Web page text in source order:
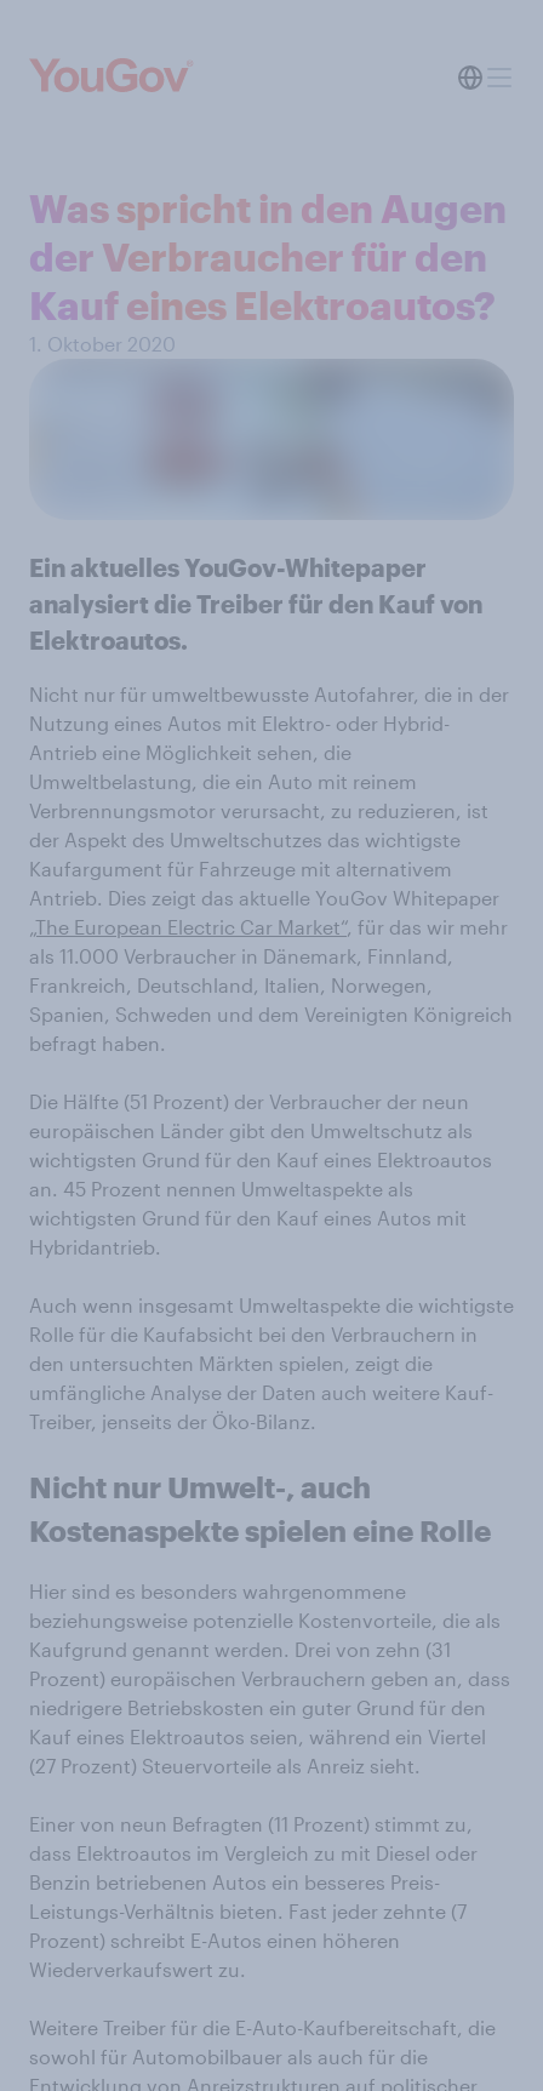
Was spricht in den Augen
der Verbraucher für den
Kauf eines Elektroautos?
1. Oktober 2020
Ein aktuelles YouGov-Whitepaper
analysiert die Treiber für den Kauf von
Elektroautos.
Nicht nur für umweltbewusste Autofahrer, die in der
Nutzung eines Autos mit Elektro- oder Hybrid-
Antrieb eine Möglichkeit sehen, die
Umweltbelastung, die ein Auto mit reinem
Verbrennungsmotor verursacht, zu reduzieren, ist
der Aspekt des Umweltschutzes das wichtigste
Kaufargument für Fahrzeuge mit alternativem
Antrieb. Dies zeigt das aktuelle YouGov Whitepaper
„The European Electric Car Market“, für das wir mehr
als 11.000 Verbraucher in Dänemark, Finnland,
Frankreich, Deutschland, Italien, Norwegen,
Spanien, Schweden und dem Vereinigten Königreich
befragt haben.
Die Hälfte (51 Prozent) der Verbraucher der neun
europäischen Länder gibt den Umweltschutz als
wichtigsten Grund für den Kauf eines Elektroautos
an. 45 Prozent nennen Umweltaspekte als
wichtigsten Grund für den Kauf eines Autos mit
Hybridantrieb.
Auch wenn insgesamt Umweltaspekte die wichtigste
Rolle für die Kaufabsicht bei den Verbrauchern in
den untersuchten Märkten spielen, zeigt die
umfängliche Analyse der Daten auch weitere Kauf-
Treiber, jenseits der Öko-Bilanz.
Nicht nur Umwelt-, auch
Kostenaspekte spielen eine Rolle
Hier sind es besonders wahrgenommene
beziehungsweise potenzielle Kostenvorteile, die als
Kaufgrund genannt werden. Drei von zehn (31
Prozent) europäischen Verbrauchern geben an, dass
niedrigere Betriebskosten ein guter Grund für den
Kauf eines Elektroautos seien, während ein Viertel
(27 Prozent) Steuervorteile als Anreiz sieht.
Einer von neun Befragten (11 Prozent) stimmt zu,
dass Elektroautos im Vergleich zu mit Diesel oder
Benzin betriebenen Autos ein besseres Preis-
Leistungs-Verhältnis bieten. Fast jeder zehnte (7
Prozent) schreibt E-Autos einen höheren
Wiederverkaufswert zu.
Weitere Treiber für die E-Auto-Kaufbereitschaft, die
sowohl für Automobilbauer als auch für die
Entwicklung von Anreizstrukturen auf politischer